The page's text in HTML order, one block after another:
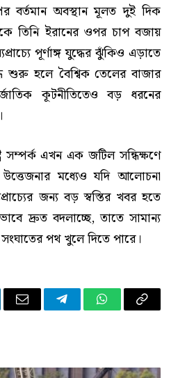
বর্তমান অবস্থান মূলত দুই দিক
তিনি ইরানের ওপর চাপ বজায়
পূর্ণাঙ্গ যুদ্ধের ঝুঁকিও এড়াতে
শুরু হলে বৈশ্বিক তেলের বাজার
কূটনীতিতেও বড় ধরনের
সম্পর্ক এখন এক জটিল সন্ধিক্ষণে
মধ্যেও যদি আলোচনা
জন্য বড় স্বস্তির খবর হতে
দ্রুত বদলাচ্ছে, তাতে সামান্য
পথ খুলে দিতে পারে।
Email TelegramWhatsApp
Copy